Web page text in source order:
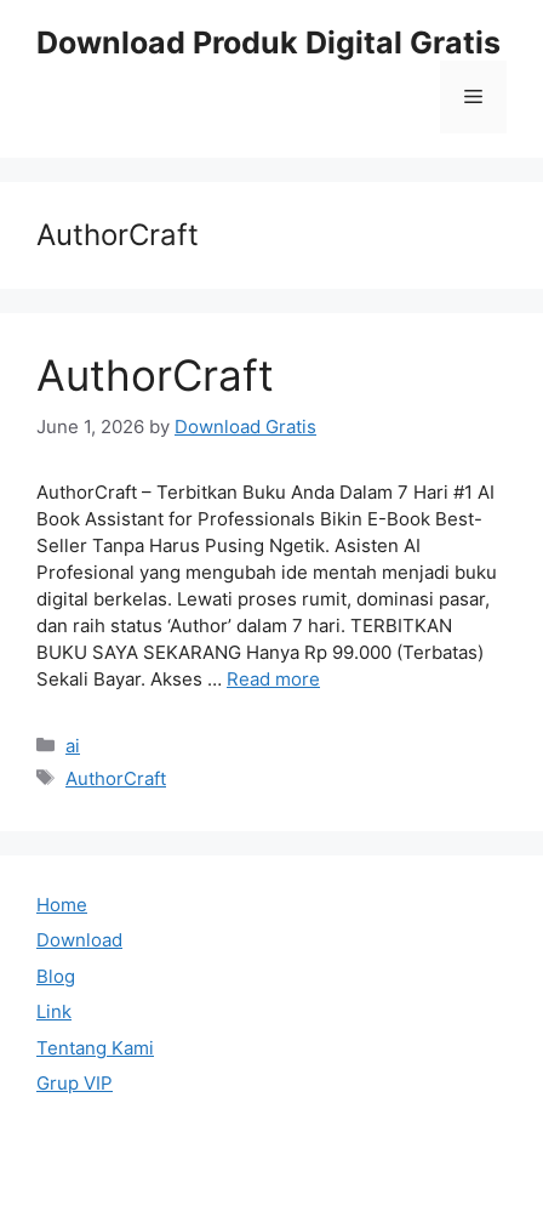
Download Produk Digital Gratis
Menu
AuthorCraft
AuthorCraft
June 1, 2026 by Download Gratis
AuthorCraft – Terbitkan Buku Anda Dalam 7 Hari #1 AI
Book Assistant for Professionals Bikin E-Book Best-
Seller Tanpa Harus Pusing Ngetik. Asisten AI
Profesional yang mengubah ide mentah menjadi buku
digital berkelas. Lewati proses rumit, dominasi pasar,
dan raih status ‘Author’ dalam 7 hari. TERBITKAN
BUKU SAYA SEKARANG Hanya Rp 99.000 (Terbatas)
Sekali Bayar. Akses … Read more
Categories
ai
Tags
AuthorCraft
Home
Download
Blog
Link
Tentang Kami
Grup VIP